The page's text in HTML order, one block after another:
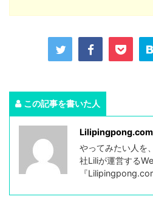
この記事を書いた人
Lilipingpong.com
やってみたい人を
社Liliが運営する
『